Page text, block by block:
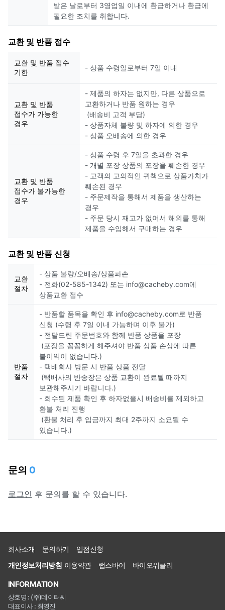
받은 날로부터 3영업일 이내에 환급하거나 환급에
필요한 조치를 취합니다.
교환 및 반품 접수
교환 및 반품 접수
기한
- 상품 수령일로부터 7일 이내
교환 및 반품
접수가 가능한
경우
- 제품의 하자는 없지만, 다른 상품으로
교환하거나 반품 원하는 경우
(배송비 고객 부담)
- 상품자체 불량 및 하자에 의한 경우
- 상품 오배송에 의한 경우
교환 및 반품
접수가 불가능한
경우
- 상품 수령 후 7일을 초과한 경우
- 개별 포장 상품의 포장을 훼손한 경우
- 고객의 고의적인 귀책으로 상품가치가
훼손된 경우
- 주문제작을 통해서 제품을 생산하는
경우
- 주문 당시 재고가 없어서 해외를 통해
제품을 수입해서 구매하는 경우
교환 및 반품 신청
교환
절차
- 상품 불량/오배송/상품파손
- 전화(02-585-1342) 또는 info@cacheby.com에
상품교환 접수
반품
절차
- 반품할 품목을 확인 후 info@cacheby.com로 반품
신청 (수령 후 7일 이내 가능하며 이후 불가)
- 전달드린 주문번호와 함께 반품 상품을 포장
(포장을 꼼꼼하게 해주셔야 반품 상품 손상에 따른
불이익이 없습니다.)
- 택배회사 방문 시 반품 상품 전달
(택배사의 반송장은 상품 교환이 완료될 때까지
보관해주시기 바랍니다.)
- 회수된 제품 확인 후 하자없을시 배송비를 제외하고
환불 처리 진행
(환불 처리 후 입금까지 최대 2주까지 소요될 수
있습니다.)
문의 0
로그인 후 문의를 할 수 있습니다.
회사소개 문의하기
입점신청
개인정보처리방침 이용약관 랩스바이 바이오위클리
INFORMATION
상호명 : (주)데이터씨
대표이사 : 최영진